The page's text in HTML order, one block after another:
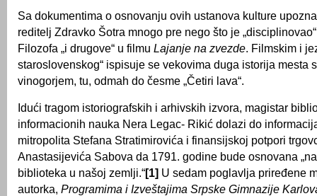
Sa dokumentima o osnovanju ovih ustanova kulture
reditelj Zdravko Šotra mnogo pre nego što je
Filozofa „i drugove“ u filmu Lajanje na zvezde. Filmskim i
staroslovenskog“ ispisuje se vekovima duga istorija mesta
vinogorjem, tu, odmah do česme „Četiri lava“.
Idući tragom istoriografskih i arhivskih izvora, magistar
informacionih nauka Nera Legac- Rikić dolazi do
mitropolita Stefana Stratimirovića i finansijskoj potpori
Anastasijevića Sabova da 1791. godine bude osnovana
biblioteka u našoj zemlji.“[1] U sedam poglavlja priređene
autorka, Programima i Izveštajima Srpske Gimnazije